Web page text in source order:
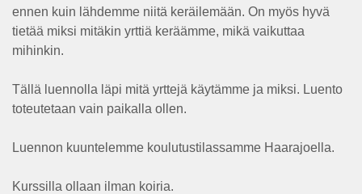
ennen kuin lähdemme niitä keräilemään. On myös hyvä
tietää miksi mitäkin yrttiä keräämme, mikä vaikuttaa
mihinkin.
Tällä luennolla läpi mitä yrttejä käytämme ja miksi. Luento
toteutetaan vain paikalla ollen.
Luennon kuuntelemme koulutustilassamme Haarajoella.
Kurssilla ollaan ilman koiria.